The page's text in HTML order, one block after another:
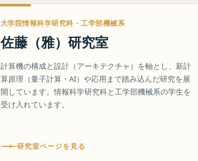
大学院情報科学研究科・工学部機械系
佐藤（雅）研究室
計算機の構成と設計（アーキテクチャ）を軸とし、新計
算原理（量子計算・AI）や応用まで踏み込んだ研究を展
開しています。情報科学研究科と工学部機械系の学生を
受け入れています。
研究室ページを見る